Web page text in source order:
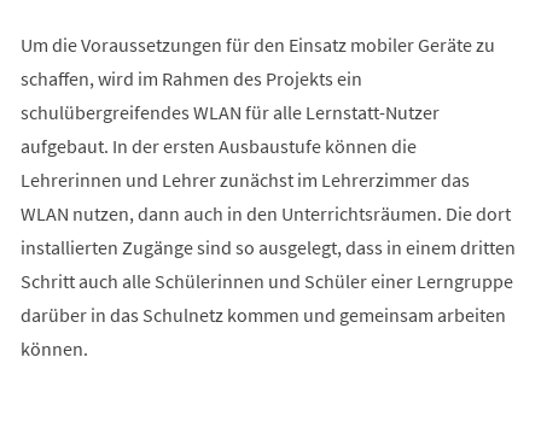
Um die Voraussetzungen für den Einsatz mobiler Geräte zu
schaffen, wird im Rahmen des Projekts ein
schulübergreifendes WLAN für alle Lernstatt-Nutzer
aufgebaut. In der ersten Ausbaustufe können die
Lehrerinnen und Lehrer zunächst im Lehrerzimmer das
WLAN nutzen, dann auch in den Unterrichtsräumen. Die dort
installierten Zugänge sind so ausgelegt, dass in einem dritten
Schritt auch alle Schülerinnen und Schüler einer Lerngruppe
darüber in das Schulnetz kommen und gemeinsam arbeiten
können.